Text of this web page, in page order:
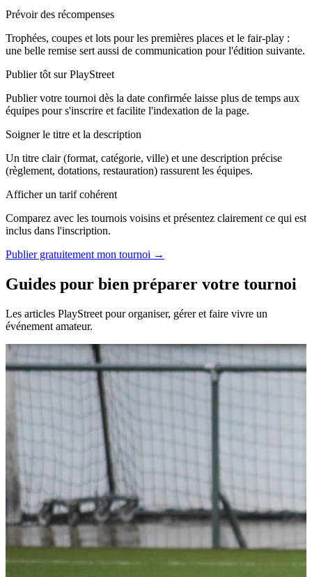
Prévoir des récompenses
Trophées, coupes et lots pour les premières places et le fair-play :
une belle remise sert aussi de communication pour l'édition suivante.
Publier tôt sur PlayStreet
Publier votre tournoi dès la date confirmée laisse plus de temps aux
équipes pour s'inscrire et facilite l'indexation de la page.
Soigner le titre et la description
Un titre clair (format, catégorie, ville) et une description précise
(règlement, dotations, restauration) rassurent les équipes.
Afficher un tarif cohérent
Comparez avec les tournois voisins et présentez clairement ce qui est
inclus dans l'inscription.
Publier gratuitement mon tournoi →
Guides pour bien préparer votre tournoi
Les articles PlayStreet pour organiser, gérer et faire vivre un
événement amateur.